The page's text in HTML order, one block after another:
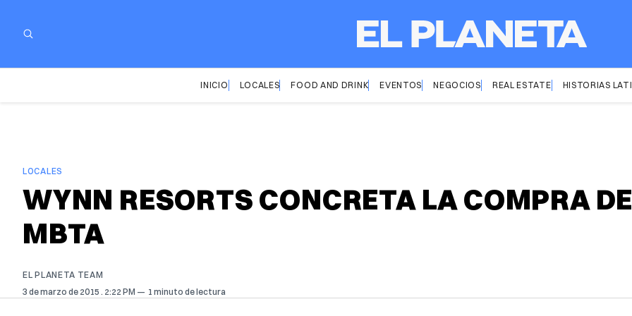
INICIO LOCALES FOOD AND DRINK EVENTOS NEGOCIOS REAL ESTATE HISTORIAS
LOCALES
WYNN RESORTS CONCRETA LA COMPRA
MBTA
EL PLANETA TEAM
3 de marzo de 2015 . 2:22 PM 1 minuto de lectura